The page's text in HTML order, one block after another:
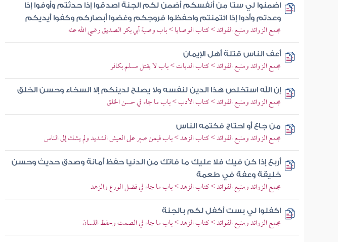
اضمنوا لي ستا من أنفسكم أضمن لكم الجنة اصدقوا إذا حدثتم وأوفوا إذا
وعدتم وأدوا إذا ائتمنتم واحفظوا فروجكم وغضوا أبصاركم وكفوا أيديكم
مجمع الزوائد ومنبع الفوائد > كتاب الوصايا > باب وصية أبي بكر الصديق رضي الله عنه
أعف الناس قتلة أهل الإيمان
مجمع الزوائد ومنبع الفوائد > كتاب الديات > باب لا يقتل مسلم بكافر
إن الله استخلص هذا الدين لنفسه ولا يصلح لدينكم إلا السخاء وحسن الخلق
مجمع الزوائد ومنبع الفوائد > كتاب الأدب > باب ما جاء في حسن الخلق
من جاع أو احتاج فكتمه الناس
مجمع الزوائد ومنبع الفوائد > كتاب الزهد > باب فيمن صبر على العيش الشديد ولم يشك إلى الناس
أربع إذا كن فيك فلا عليك ما فاتك من الدنيا حفظ أمانة وصدق حديث وحسن
خليقة وعفة في طعمة
مجمع الزوائد ومنبع الفوائد > كتاب الزهد > باب ما جاء في فضل الورع والزهد
اكفلوا لي بست أكفل لكم بالجنة
مجمع الزوائد ومنبع الفوائد > كتاب الزهد > باب ما جاء في الصمت وحفظ اللسان